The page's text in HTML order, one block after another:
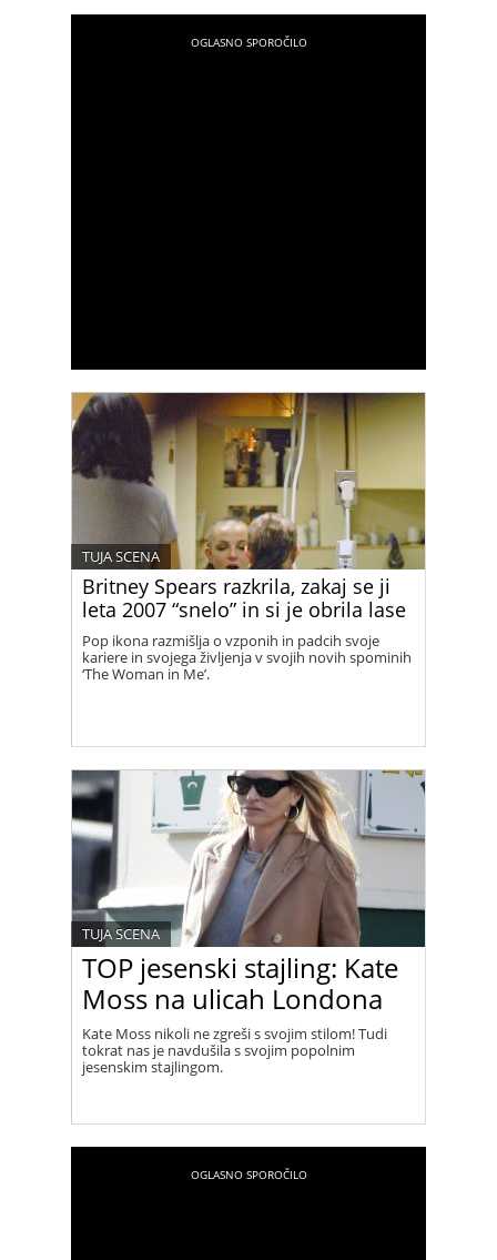
in špekulacije vse pogosteje zajeli tudi dogodki iz
Britney Spears razkrila, zakaj se ji
leta 2007 “snelo” in si je obrila lase
TUJA SCENA
Pop ikona razmišlja o vzponih in padcih svoje
kariere in svojega življenja v svojih novih spominih
‘The Woman in Me’.
TOP jesenski stajling: Kate
Moss na ulicah Londona
TUJA SCENA
Kate Moss nikoli ne zgreši s svojim stilom! Tudi
tokrat nas je navdušila s svojim popolnim
jesenskim stajlingom.